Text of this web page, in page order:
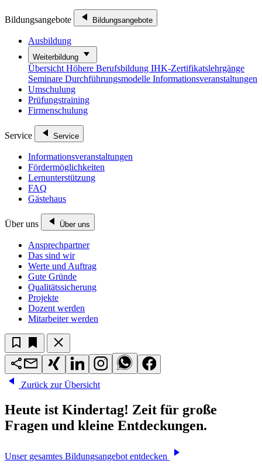
Bildungsangebote Bildungsangebote
Ausbildung
Weiterbildung
Übersicht Höhere Berufsbildung IHK-Zertifikatslehrgänge
Seminare Durchführungsmodelle Informationsveranstaltungen
Umschulung
Prüfungstraining
Firmenschulung
Service Service
Informationsveranstaltungen
Fördermöglichkeiten
Lernunterstützung
FAQ
Gästehaus
Über uns Über uns
Ansprechpartner
Das sind wir
Werte und Auftrag
Gute Gründe
Qualitätssicherung
Projekte
Dozent werden
Mitarbeiter werden
Zurück zur Übersicht
Heute ist Kindertag! Zeit für große
Fragen und kleine Entdeckungen.
Unser gesamtes Bildungsangebot entdecken